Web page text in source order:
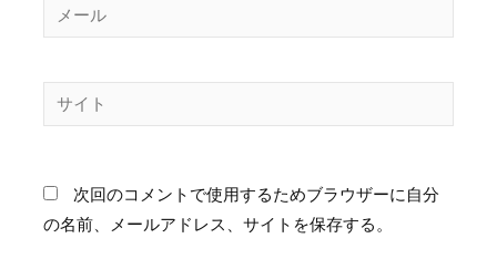
ー
イ
次回のコメントで使用するためブラウザーに自分
の名前、メールアドレス、サイトを保存する。